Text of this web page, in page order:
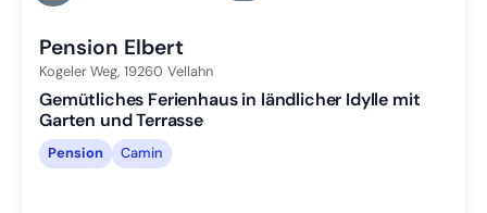
Zu Slide 3 wechseln
Pension Elbert
Kogeler Weg, 19260 Vellahn
Gemütliches Ferienhaus in ländlicher Idylle mit
Garten und Terrasse
Pension Camin